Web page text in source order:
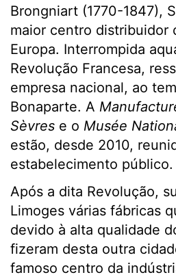
Brongniart (1770-1847),
maior centro distribuidor
Europa. Interrompida
Revolução Francesa,
empresa nacional, ao
Bonaparte. A M
Sèvres e o Musée
estão, desde 2010,
estabelecimento público.
Após a dita Revolução,
Limoges várias fábricas
devido à alta qualidade
fizeram desta outra
famoso centro da